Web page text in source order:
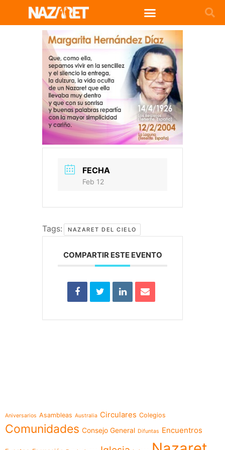
FECHA
Feb 12
Tags: NAZARET DEL CIELO
COMPARTIR ESTE EVENTO
Aniversarios Asambleas Australia Circulares Colegios
Comunidades Consejo General Difuntas Encuentros